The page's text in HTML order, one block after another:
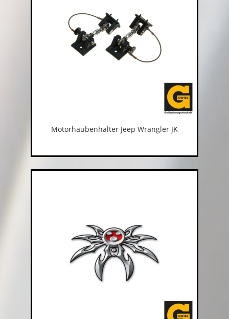
Motorhaubenhalter Jeep Wrangler JK